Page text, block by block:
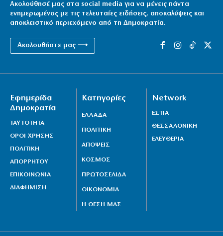
Ακολούθησέ μας στα social media για να μένεις πάντα
ενημερωμένος με τις τελευταίες ειδήσεις, αποκαλύψεις και
αποκλειστικό περιεχόμενο από τη Δημοκρατία.
Ακολουθήστε μας ⟶
Εφημερίδα
Δημοκρατία
ΤΑΥΤΟΤΗΤΑ
ΟΡΟΙ ΧΡΗΣΗΣ
ΠΟΛΙΤΙΚΗ
ΑΠΟΡΡΗΤΟΥ
ΕΠΙΚΟΙΝΩΝΙΑ
ΔΙΑΦΗΜΙΣΗ
Κατηγορίες
ΕΛΛΑΔΑ
ΠΟΛΙΤΙΚΗ
ΑΠΟΨΕΙΣ
ΚΟΣΜΟΣ
ΠΡΩΤΟΣΕΛΙΔΑ
ΟΙΚΟΝΟΜΙΑ
Η ΘΕΣΗ ΜΑΣ
Network
ΕΣΤΙΑ
ΘΕΣΣΑΛΟΝΙΚΗ
ΕΛΕΥΘΕΡΙΑ